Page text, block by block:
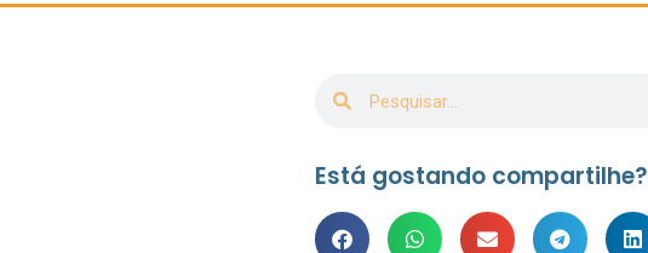
Está gostando compartilhe?